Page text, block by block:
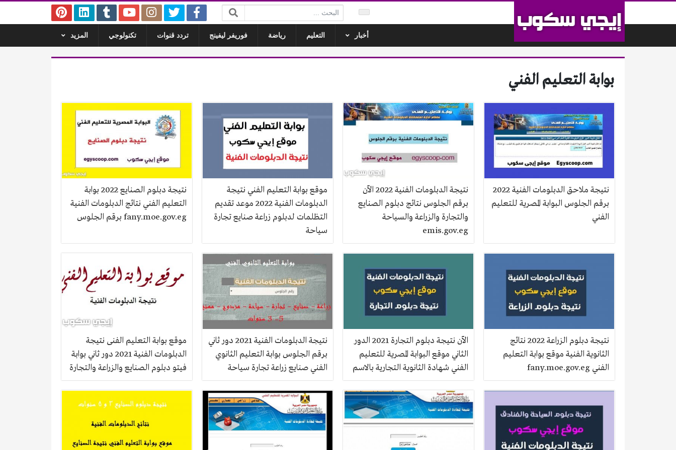
البحث:
أخبار التعليم رياضة فوريفر ليفينج تردد قنوات تكنولوجي المزيد
بوابة التعليم الفني
نتيجة ملاحق الدبلومات الفنية 2022
برقم الجلوس البوابة المصرية للتعليم
الفني
نتيجة الدبلومات الفنية 2022 الآن
برقم الجلوس نتائج دبلوم الصنايع
والتجارة والزراعة والسياحة
emis.gov.eg
موقع بوابة التعليم الفني نتيجة
الدبلومات الفنية 2022 موعد تقديم
التظلمات لدبلوم زراعة صنايع تجارة
سياحة
نتيجة دبلوم الصنايع 2022 بوابة
التعليم الفني نتائج الدبلومات الفنية
fany.moe.gov.eg برقم الجلوس
نتيجة دبلوم الزراعة 2022 نتائج
الثانوية الفنية موقع بوابة التعليم
الفني fany.moe.gov.eg
الآن نتيجة دبلوم التجارة 2021 الدور
الثاني موقع البوابة المصرية للتعليم
الفني شهادة الثانوية التجارية بالاسم
نتيجة الدبلومات الفنية 2021 دور ثاني
برقم الجلوس بوابة التعليم الثانوي
الفني صنايع زراعة تجارة سياحة
موقع بوابة التعليم الفنى نتيجة
الدبلومات الفنية 2021 دور ثاني بوابة
فيتو دبلوم الصنايع والزراعة والتجارة